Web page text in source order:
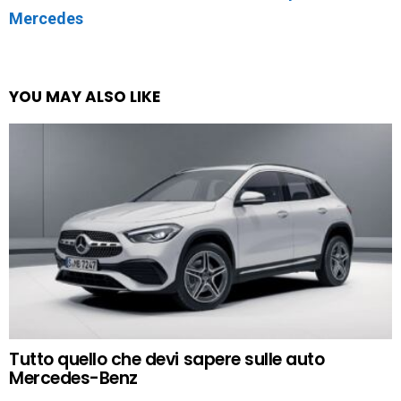
Mercedes
YOU MAY ALSO LIKE
Tutto quello che devi sapere sulle auto
Mercedes-Benz